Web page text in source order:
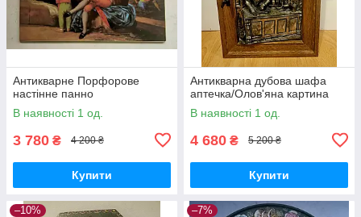
Антикварне Порфорове
настінне панно
В наявності 1 од.
3 780 ₴ 4 200 ₴
Купити
Антикварна дубова шафа
аптечка/Олов'яна картина
В наявності 1 од.
4 680 ₴ 5 200 ₴
Купити
–10% –7%